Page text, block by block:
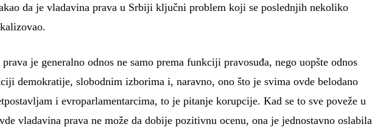
da je vladavina prava u Srbiji ključni problem koji se poslednjih nekoliko
je generalno odnos ne samo prema funkciji pravosuđa, nego uopšte odnos
demokratije, slobodnim izborima i, naravno, ono što je svima ovde belodano
i evroparlamentarcima, to je pitanje korupcije. Kad se to sve poveže u
vladavina prava ne može da dobije pozitivnu ocenu, ona je jednostavno oslabila